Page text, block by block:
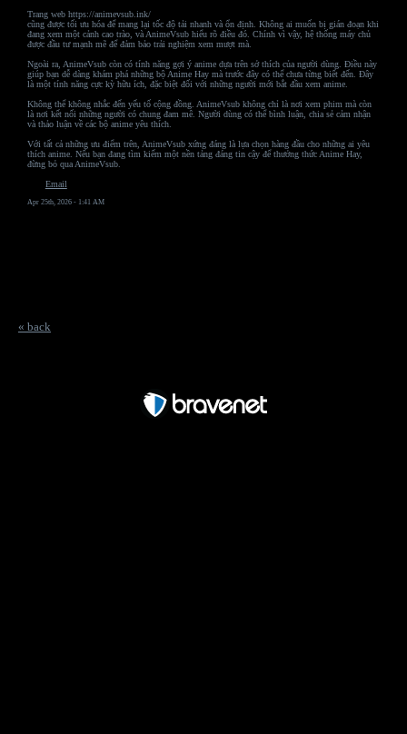
Trang web https://animevsub.ink/
cũng được tối ưu hóa để mang lại tốc độ tải nhanh và ổn định. Không ai muốn bị gián đoạn khi
đang xem một cảnh cao trào, và AnimeVsub hiểu rõ điều đó. Chính vì vậy, hệ thống máy chủ
được đầu tư mạnh mẽ để đảm bảo trải nghiệm xem mượt mà.
Ngoài ra, AnimeVsub còn có tính năng gợi ý anime dựa trên sở thích của người dùng. Điều này
giúp bạn dễ dàng khám phá những bộ Anime Hay mà trước đây có thể chưa từng biết đến. Đây
là một tính năng cực kỳ hữu ích, đặc biệt đối với những người mới bắt đầu xem anime.
Không thể không nhắc đến yếu tố cộng đồng. AnimeVsub không chỉ là nơi xem phim mà còn
là nơi kết nối những người có chung đam mê. Người dùng có thể bình luận, chia sẻ cảm nhận
và thảo luận về các bộ anime yêu thích.
Với tất cả những ưu điểm trên, AnimeVsub xứng đáng là lựa chọn hàng đầu cho những ai yêu
thích anime. Nếu bạn đang tìm kiếm một nền tảng đáng tin cậy để thưởng thức Anime Hay,
đừng bỏ qua AnimeVsub.
Email
Apr 25th, 2026 - 1:41 AM
« back